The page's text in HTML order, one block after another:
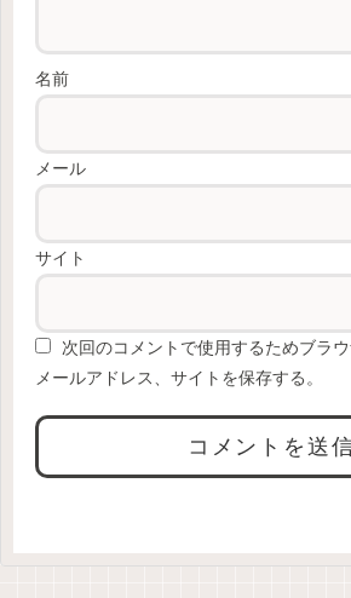
名前
メール
サイト
次回のコメントで使用するためブラウ
メールアドレス、サイトを保存する。